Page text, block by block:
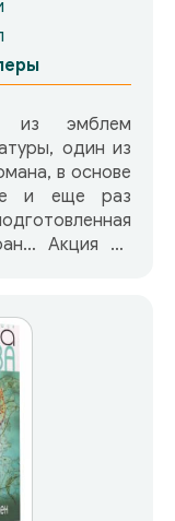
эмблем
один из
в основе
и еще раз
Акция по
и тем, кто
— стал
остался
Роберт
то удалось
И теперь он
без борьбы —